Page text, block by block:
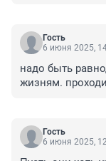
Гость
6 июня 2025,
надо быть
жизням.
Гость
6 июня 2025,